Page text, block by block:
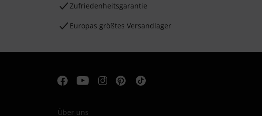
Zufriedenheitsgarantie
Europas größtes Versandlager
Über uns